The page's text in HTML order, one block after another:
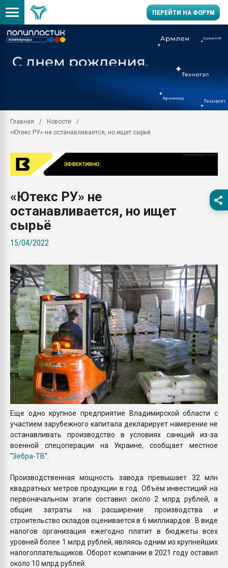
ПЕРЕЙТИ НА ФОРУМ
заводу пластмасс"
28.07.2026
28.07.2026
ситуацией на
ПЕРЕЙТИ НА
Главная
Новости
«Ютекс РУ» не останавливается, но ищет сырьё
«Ютекс РУ» не
останавливается, но ищет
сырьё
15/04/2022
Еще одно крупное предприятие Владимирской области с
участием зарубежного капитала декларирует намерение не
останавливать производство в условиях санкций из-за
военной спецоперации на Украине, сообщает местное
"Зебра-ТВ".
Производственная мощность завода превышает 32 млн
квадратных метров продукции в год. Объём инвестиций на
первоначальном этапе составил около 2 млрд рублей, а
общие затраты на расширение производства и
строительство складов оценивается в 6 миллиардов . В виде
налогов организация ежегодно платит в бюджеты всех
уровней более 1 млрд рублей, являясь одним из крупнейших
налогоплательщиков. Оборот компании в 2021 году оставил
около 10 млрд рублей.